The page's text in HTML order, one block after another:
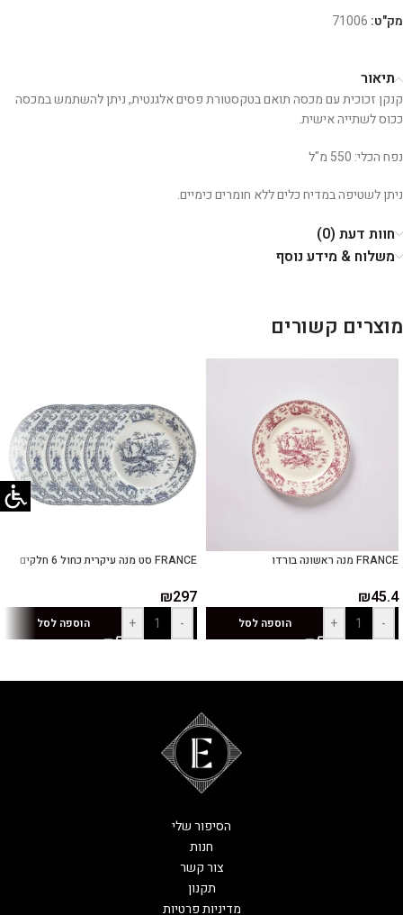
מק"ט: 71006
תיאור
קנקן זכוכית עם מכסה תואם בטקסטורת פסים אלגנטית, ניתן להשתמש במכסה
ככוס לשתייה אישית.
נפח הכלי: 550 מ"ל
ניתן לשטיפה במדיח כלים ללא חומרים כימיים.
חוות דעת (0)
משלוח & מידע נוסף
מוצרים קשורים
FRANCE מנה ראשונה בורדו
₪45.4
-
+ הוספה לסל
FRANCE סט מנה עיקרית כחול 6 חלקים
₪297
-
+ הוספה לסל
הסיפור שלי
חנות
צור קשר
תקנון
מדיניות פרטיות